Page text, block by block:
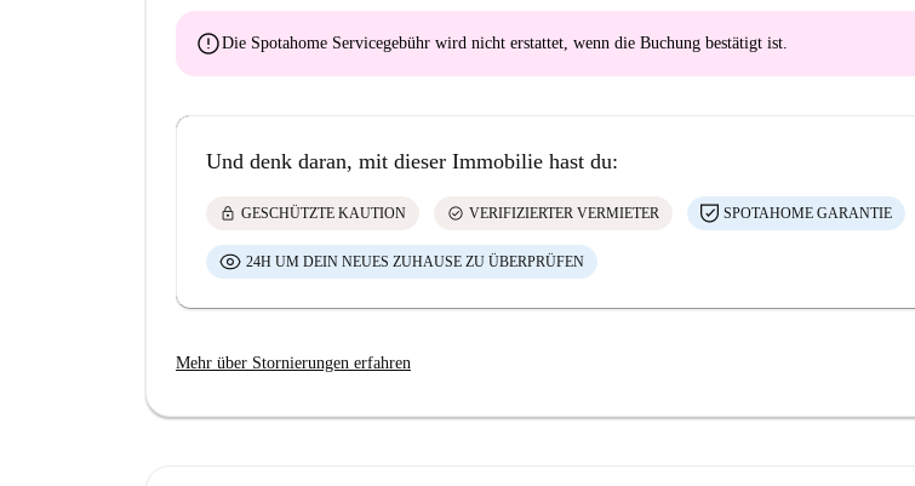
errorDie Spotahome Servicegebühr wird nicht erstattet , wenn die Buchung bestätigt ist.
Und denk daran, mit dieser Immobilie hast du:
lock GESCHÜTZTE KAUTION check_circle VERIFIZIERTER VERMIETER SPOTAHOME GARANTIE
24H UM DEIN NEUES ZUHAUSE ZU ÜBERPRÜFEN
Mehr über Stornierungen erfahren